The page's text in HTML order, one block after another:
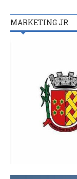
MARKETING JR